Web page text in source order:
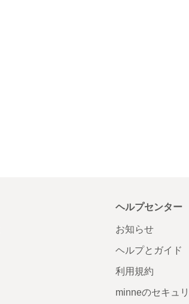
ヘルプセンター
お知らせ
ヘルプとガイド
利用規約
minneのセキュ